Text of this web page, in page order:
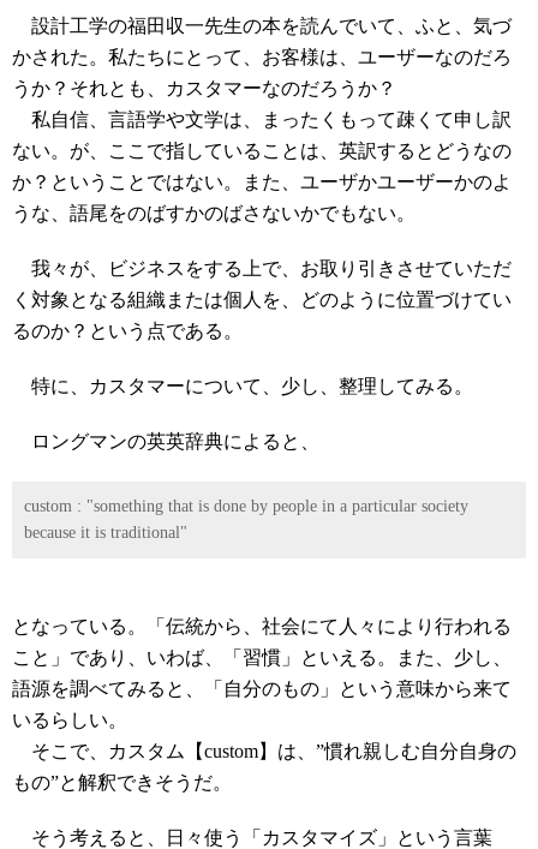
設計工学の福田収一先生の本を読んでいて、ふと、気づ
かされた。私たちにとって、お客様は、ユーザーなのだろ
うか？それとも、カスタマーなのだろうか？
私自信、言語学や文学は、まったくもって疎くて申し訳
ない。が、ここで指していることは、英訳するとどうなの
か？ということではない。また、ユーザかユーザーかのよ
うな、語尾をのばすかのばさないかでもない。
我々が、ビジネスをする上で、お取り引きさせていただ
く対象となる組織または個人を、どのように位置づけてい
るのか？という点である。
特に、カスタマーについて、少し、整理してみる。
ロングマンの英英辞典によると、
custom : "something that is done by people in a particular society
because it is traditional"
となっている。「伝統から、社会にて人々により行われる
こと」であり、いわば、「習慣」といえる。また、少し、
語源を調べてみると、「自分のもの」という意味から来て
いるらしい。
そこで、カスタム【custom】は、”慣れ親しむ自分自身の
もの”と解釈できそうだ。
そう考えると、日々使う「カスタマイズ」という言葉